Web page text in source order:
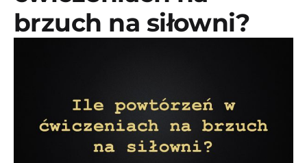
brzuch na siłowni?